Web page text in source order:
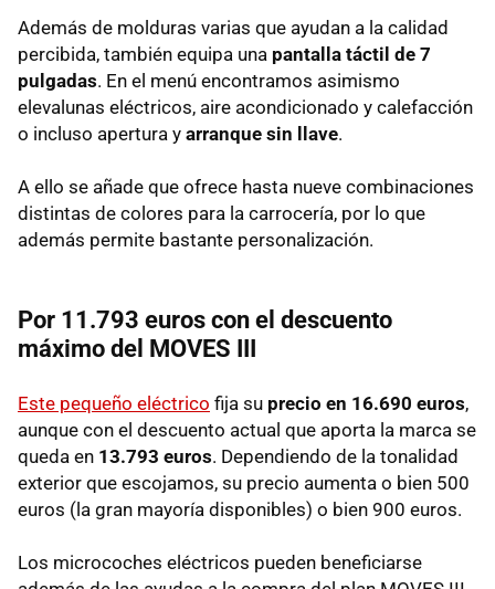
Además de molduras varias que ayudan a la calidad
percibida, también equipa una pantalla táctil de 7
pulgadas. En el menú encontramos asimismo
elevalunas eléctricos, aire acondicionado y calefacción
o incluso apertura y arranque sin llave.
A ello se añade que ofrece hasta nueve combinaciones
distintas de colores para la carrocería, por lo que
además permite bastante personalización.
Por 11.793 euros con el descuento
máximo del MOVES III
Este pequeño eléctrico fija su precio en 16.690 euros,
aunque con el descuento actual que aporta la marca se
queda en 13.793 euros. Dependiendo de la tonalidad
exterior que escojamos, su precio aumenta o bien 500
euros (la gran mayoría disponibles) o bien 900 euros.
Los microcoches eléctricos pueden beneficiarse